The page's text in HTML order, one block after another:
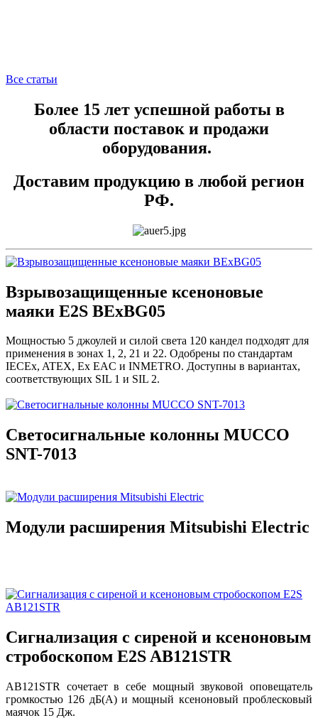
Все статьи
Более 15 лет успешной работы в
области поставок и продажи
оборудования.
Доставим продукцию в любой регион
РФ.
Взрывозащищенные ксеноновые
маяки E2S BExBG05
Мощностью 5 джоулей и силой света 120 кандел подходят для
применения в зонах 1, 2, 21 и 22. Одобрены по стандартам
IECEx, ATEX, Ex EAC и INMETRO. Доступны в вариантах,
соответствующих SIL 1 и SIL 2.
Светосигнальные колонны MUCCO
SNT-7013
Модули расширения Mitsubishi Electric
Сигнализация с сиреной и ксеноновым
стробоскопом E2S AB121STR
AB121STR сочетает в себе мощный звуковой оповещатель
громкостью 126 дБ(A) и мощный ксеноновый проблесковый
маячок 15 Дж.